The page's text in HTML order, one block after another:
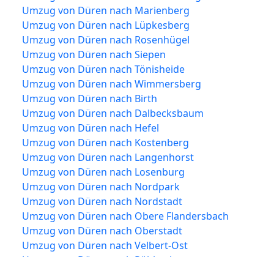
Umzug von Düren nach Marienberg
Umzug von Düren nach Lüpkesberg
Umzug von Düren nach Rosenhügel
Umzug von Düren nach Siepen
Umzug von Düren nach Tönisheide
Umzug von Düren nach Wimmersberg
Umzug von Düren nach Birth
Umzug von Düren nach Dalbecksbaum
Umzug von Düren nach Hefel
Umzug von Düren nach Kostenberg
Umzug von Düren nach Langenhorst
Umzug von Düren nach Losenburg
Umzug von Düren nach Nordpark
Umzug von Düren nach Nordstadt
Umzug von Düren nach Obere Flandersbach
Umzug von Düren nach Oberstadt
Umzug von Düren nach Velbert-Ost